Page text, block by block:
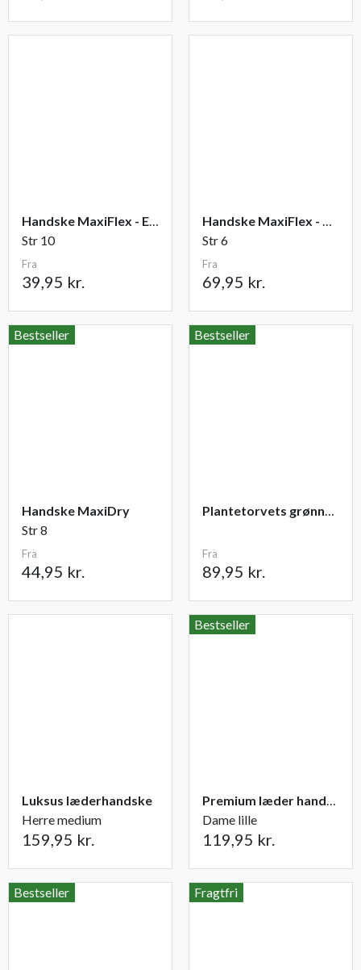
Handske MaxiFlex - Elite
Str 10
Fra
39,95 kr.
Handske MaxiFlex - Cut
Str 6
Fra
69,95 kr.
Bestseller
Handske MaxiDry
Str 8
Fra
44,95 kr.
Bestseller
Plantetorvets grønne vandingspose 75 liter
Fra
89,95 kr.
Luksus læderhandske
Herre medium
159,95 kr.
Bestseller
Premium læder handske Flutter
Dame lille
119,95 kr.
Bestseller Fragtfri